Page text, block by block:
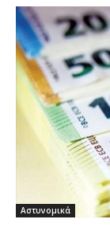
Αστυνομικά